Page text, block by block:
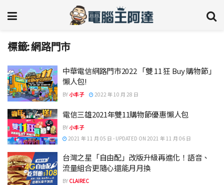
標籤:網路門市
中華電信網路門市2022 「雙 11 狂 Buy 購物節」
懶人包!
BY小丰子 2022 年 10 月 28 日
電信三雄2021年雙11購物節優惠懶人包
BY小丰子
2021 年 11 月 05 日 - UPDATED ON 2021 年 11 月 06 日
台灣之星「自由配」改版升級再進化！語音、
流量組合更隨心還能月月換
BY CLAIREC